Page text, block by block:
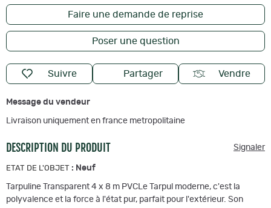
Faire une demande de reprise
Poser une question
Suivre Partager Vendre
Message du vendeur
Livraison uniquement en france metropolitaine
DESCRIPTION DU PRODUIT Signaler
ETAT DE L'OBJET : Neuf
Tarpuline Transparent 4 x 8 m PVCLe Tarpul moderne, c'est la
polyvalence et la force à l'état pur, parfait pour l'extérieur. Son